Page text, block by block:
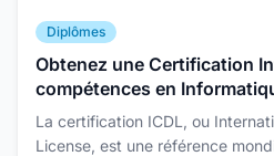
Diplômes
Obtenez une Certification
compétences en
La certification ICDL, ou
License, est une référence